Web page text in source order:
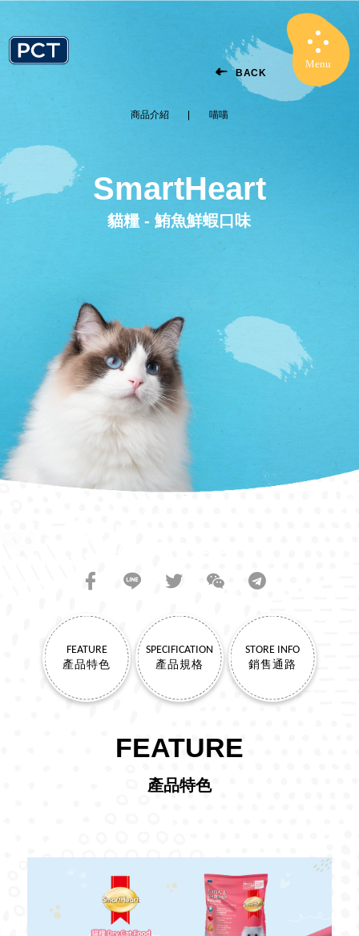
MenuClose
BACK
商品介紹 喵喵
SmartHeart
貓糧 - 鮪魚鮮蝦口味
FEATURE
產品特色
SPECIFICATION
產品規格
STORE INFO
銷售通路
FEATURE
產品特色